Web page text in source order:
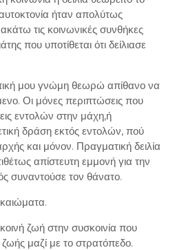
ήταν απολύτως
τις κοινωνικές συνθήκες
που υποτίθεται ότι δείλιασε
μου γνώμη θεωρώ απίθανο να
Οι μόνες περιπτώσεις που
εντολών στην μάχη,ή
δράση εκτός εντολών, πού
και μόνον. Πραγματική δειλία
απίστευτη εμμονή για την
συναντούσε τον θάνατο.
ζωή στην συσκοινία που
μαζί με το στρατόπεδο.